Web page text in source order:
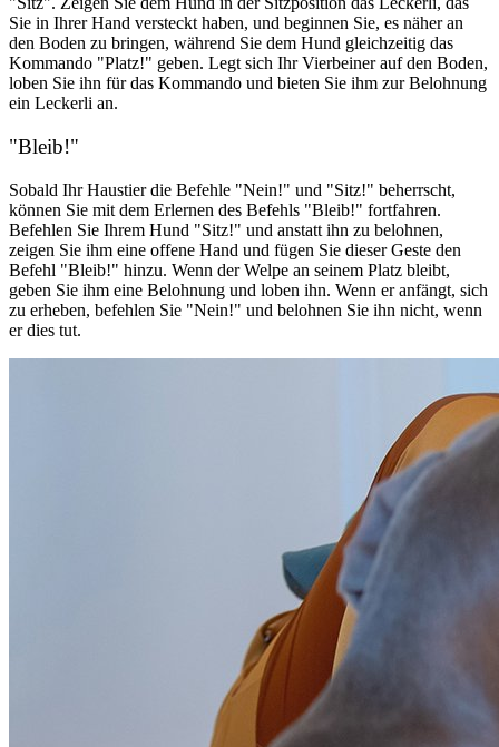
Sie in Ihrer Hand versteckt haben, und beginnen Sie, es näher an
den Boden zu bringen, während Sie dem Hund gleichzeitig das
Kommando "Platz!" geben. Legt sich Ihr Vierbeiner auf den Boden,
loben Sie ihn für das Kommando und bieten Sie ihm zur Belohnung
ein Leckerli an.
"Bleib!"
Sobald Ihr Haustier die Befehle "Nein!" und "Sitz!" beherrscht,
können Sie mit dem Erlernen des Befehls "Bleib!" fortfahren.
Befehlen Sie Ihrem Hund "Sitz!" und anstatt ihn zu belohnen,
zeigen Sie ihm eine offene Hand und fügen Sie dieser Geste den
Befehl "Bleib!" hinzu. Wenn der Welpe an seinem Platz bleibt,
geben Sie ihm eine Belohnung und loben ihn. Wenn er anfängt, sich
zu erheben, befehlen Sie "Nein!" und belohnen Sie ihn nicht, wenn
er dies tut.